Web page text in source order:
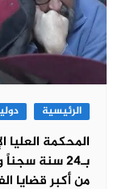
الرئيسية
المحكمة
من أكبر قضايا